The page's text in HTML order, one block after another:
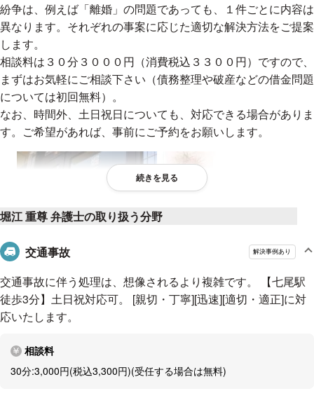
紛争は、例えば「離婚」の問題であっても、１件ごとに内容は
異なります。それぞれの事案に応じた適切な解決方法をご提案
します。
相談料は３０分３０００円（消費税込３３００円）ですので、
まずはお気軽にご相談下さい（債務整理や破産などの借金問題
については初回無料）。
なお、時間外、土日祝日についても、対応できる場合がありま
す。ご希望があれば、事前にご予約をお願いします。
続きを見る
堀江 重尊 弁護士の取り扱う分野
交通事故 解決事例あり
交通事故に伴う処理は、想像されるより複雑です。 【七尾駅
徒歩3分】土日祝対応可。 [親切・丁寧][迅速][適切・適正]に対
応いたします。
相談料
30分:3,000円(税込3,300円)(受任する場合は無料)